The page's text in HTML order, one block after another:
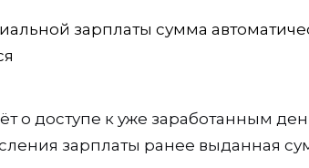
зарплаты сумма
о доступе к уже заработанным
зарплаты ранее выданная